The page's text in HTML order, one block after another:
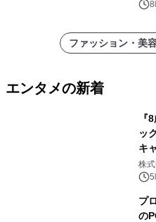
8
ファッション・美
エンタメの新着
『
ッ
キ
株
5
プ
の